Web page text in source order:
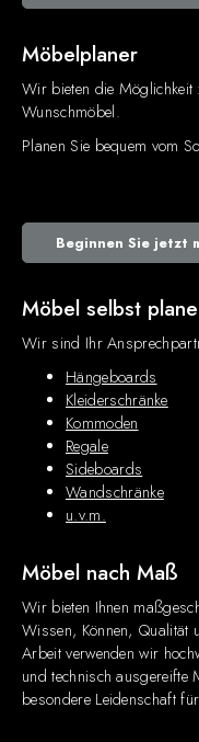
Möbelplaner
Wir bieten die
Wunschmöbel.
Planen Sie bequem vom
Beginnen Sie jetzt
Möbel selbst
Wir sind Ihr
Hängeboards
Kleiderschränke
Kommoden
Regale
Sideboards
Wandschränke
u.v.m.
Möbel nach Maß
Wir bieten Ihnen
Wissen, Können, Qualität
Arbeit verwenden wir
und technisch
besondere Leidenschaft